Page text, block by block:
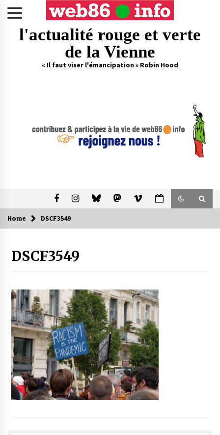
l'actualité rouge et verte
de la Vienne
« Il faut viser l'émancipation » Robin Hood
Home DSCF3549
DSCF3549